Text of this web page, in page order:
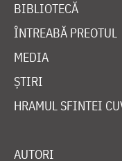
BIBLIOTECĂ
ÎNTREABĂ PREOTUL
MEDIA
ȘTIRI
HRAMUL SFINTEI
AUTORI